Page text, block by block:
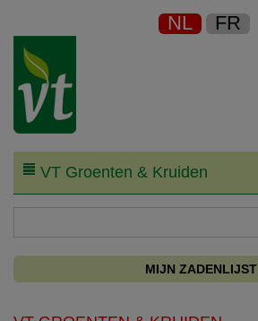
NL FR
VT Groenten & Kruiden
MIJN ZADENLIJST